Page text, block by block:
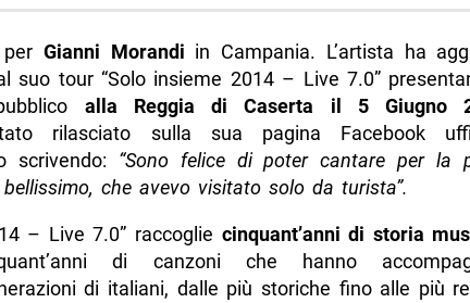
Gianni Morandi in Campania. L’artista ha
suo tour “Solo insieme 2014 – Live 7.0”
alla Reggia di Caserta il 5 Giugno
rilasciato sulla sua pagina Facebook
scrivendo: “Sono felice di poter cantare per la
che avevo visitato solo da turista”.
– Live 7.0” raccoglie cinquant’anni di storia
di canzoni che hanno
di italiani, dalle più storiche fino alle più